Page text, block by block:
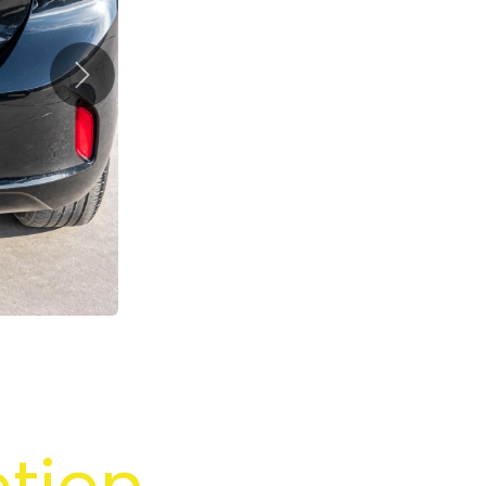
Suivant